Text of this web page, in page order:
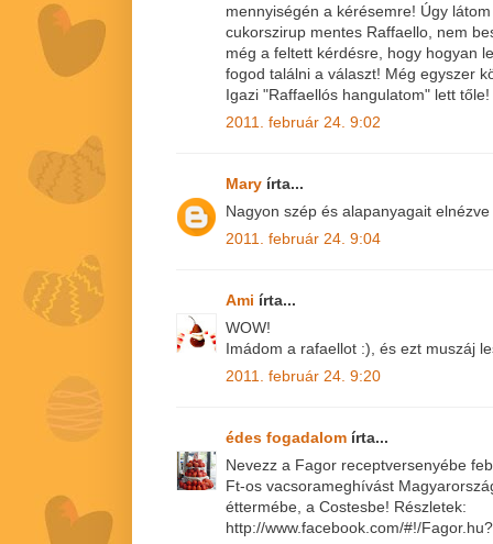
mennyiségén a kérésemre! Úgy
cukorszirup mentes Raffaello, nem
még a feltett kérdésre, hogy hogyan
fogod találni a választ! Még egyszer
Igazi "Raffaellós hangulatom" lett
2011. február 24. 9:02
Mary írta...
Nagyon szép és alapanyagait
2011. február 24. 9:04
Ami írta...
WOW!
Imádom a rafaellot :), és ezt muszáj
2011. február 24. 9:20
édes fogadalom írta...
Nevezz a Fagor receptversenyébe
Ft-os vacsorameghívást
éttermébe, a Costesbe! Részletek:
http://www.facebook.com/#!/